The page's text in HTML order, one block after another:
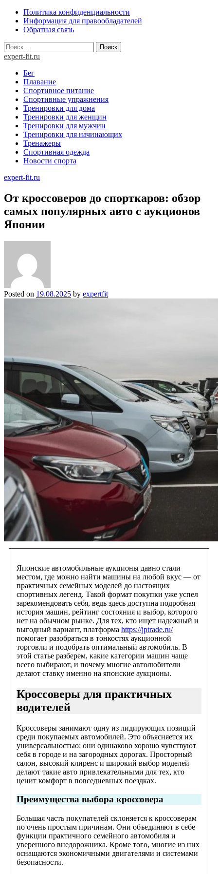
Skip
content
Политика конфиденциальности
Информация для правообладателей
Обратная связь
Найти:
expert-fit.ru
Бег
Плавание
Спортивное питание
Спортивные упражнения
Тренировки для дома
Тренировки для женщин
Тренировки для мужчин
Тренировки для начинающих
Тренажеры
Спортивная одежда
Новости спорта
expert-fit.ru
От кроссоверов до спорткаров: обзор
самых популярных авто с аукционов
Японии
Posted on 19.08.2025 by expertfit
Японские автомобильные аукционы давно стали
местом, где можно найти машины на любой вкус — от
практичных семейных моделей до настоящих
спортивных легенд. Такой формат покупки уже успел
зарекомендовать себя, ведь здесь доступна подробная
история машин, рейтинг состояния и выбор, которого
нет на обычном рынке. Для тех, кто ищет надежный и
выгодный вариант, платформа https://jptrade.ru/
помогает разобраться в тонкостях аукционной
торговли и подобрать оптимальный автомобиль. В
этой статье разберем, какие категории машин чаще
всего выбирают, и почему многие автолюбители
делают ставку именно на японские аукционы.
Кроссоверы для практичных
водителей
Кроссоверы занимают одну из лидирующих позиций
среди покупаемых автомобилей. Это объясняется их
универсальностью: они одинаково хорошо чувствуют
себя в городе и на загородных дорогах. Просторный
салон, высокий клиренс и широкий выбор моделей
делают такие авто привлекательными для тех, кто
ценит комфорт в повседневных поездках.
Преимущества выбора кроссовера
Большая часть покупателей склоняется к кроссоверам
по очень простым причинам. Они объединяют в себе
функции практичного семейного автомобиля и
уверенного внедорожника. Кроме того, многие из них
оснащаются экономичными двигателями и системами
безопасности.